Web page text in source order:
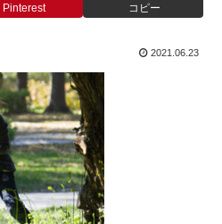
Pinterest コピー
2021.06.23